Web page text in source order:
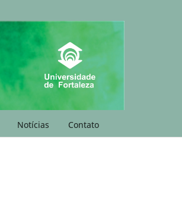
Notícias Contato